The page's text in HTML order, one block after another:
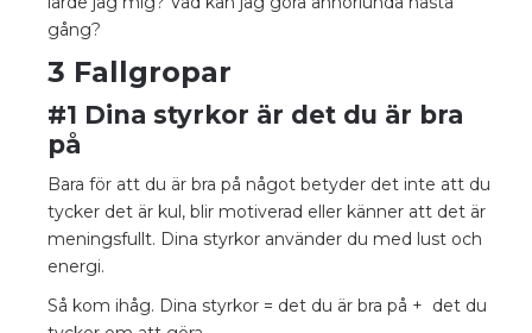
gång?
3 Fallgropar
#1 Dina styrkor är det du är bra
på
Bara för att du är bra på något betyder det inte att du
tycker det är kul, blir motiverad eller känner att det är
meningsfullt. Dina styrkor använder du med lust och
energi.
Så kom ihåg. Dina styrkor = det du är bra på + det du